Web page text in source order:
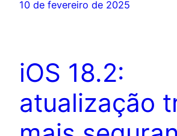
10 de fevereiro de 2025
iOS 18.2:
atualização